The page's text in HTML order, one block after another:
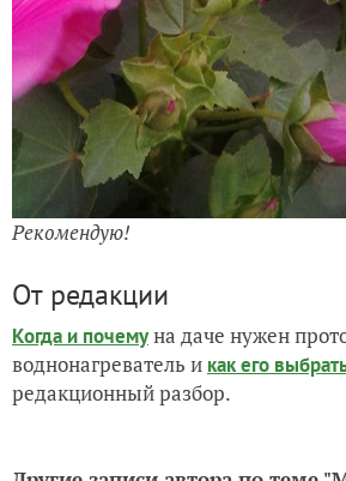
Рекомендую!
От редакции
Когда и почемуна даче нужен
воднонагреватель и как его
редакционный разбор.